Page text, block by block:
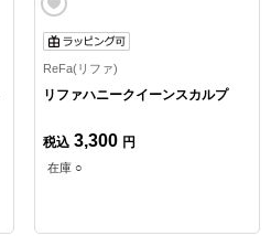
ReFa(リファ)
リファハニークイーンスカルプ
税込 3,300 円
在庫 ○